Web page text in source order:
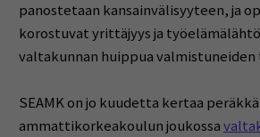
panostetaan kansainvälisyyteen, ja
korostuvat yrittäjyys ja
valtakunnan huippua valmistuneiden
SEAMK on jo kuudetta kertaa
ammattikorkeakoulun joukossa